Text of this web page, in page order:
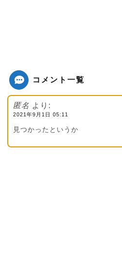
コメント一覧
匿名 より:
2021年9月1日 05:11
見つかったというか